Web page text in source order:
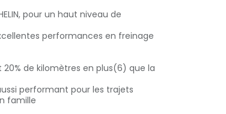
pour un haut niveau de
performances en freinage
de kilomètres en plus(6) que la
performant pour les trajets
famille